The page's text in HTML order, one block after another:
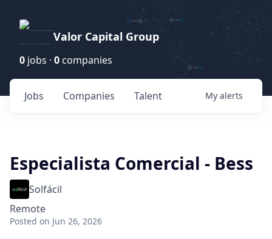
Valor Capital Group
0 jobs · 0 companies
Jobs Companies Talent My alerts
Especialista Comercial - Bess
Solfácil
Remote
Posted on Jun 26, 2026